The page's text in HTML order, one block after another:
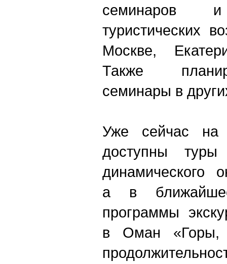
семинаров
туристических
Москве,
Также
семинары в
Уже сейчас на
доступны
динамического
а в
программы
в Оман «Горы,